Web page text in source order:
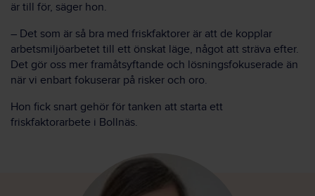
är till för, säger hon.
– Det som är så bra med friskfaktorer är att de kopplar
arbetsmiljöarbetet till ett önskat läge, något att sträva efter.
Det gör oss mer framåtsyftande och lösningsfokuserade än
när vi enbart fokuserar på risker och oro.
Hon fick snart gehör för tanken att starta ett
friskfaktorarbete i Bollnäs.